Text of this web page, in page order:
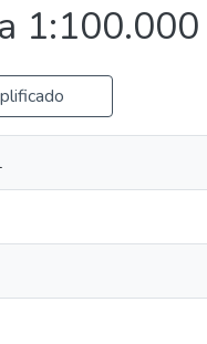
1:100.000